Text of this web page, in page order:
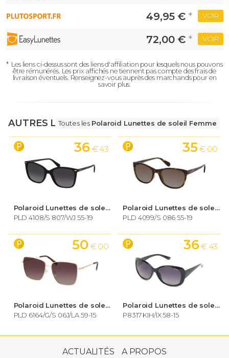
49,95 € * VOIR
72,00 € * VOIR
* Les liens ci-dessus sont des liens d'affiliation pour lesquels nous pouvons
être rémunérés. Les prix affichés ne tiennent pas compte des frais de
livraison éventuels. Renseignez-vous auprès des marchands pour en
savoir plus.
AUTRES LUNETTES
Toutes les Polaroid Lunettes de soleil Femme
Polaroid Lunettes de soleil Femme
PLD 4108/S 807/WJ 55-19
36 € 43
Polaroid Lunettes de soleil Femme
PLD 4099/S 086 55-19
35 € 00
Polaroid Lunettes de soleil Femme
PLD 6164/G/S 06J/LA 59-15
50 € 00
Polaroid Lunettes de soleil Femme
P8317 KIH/IX 58-15
36 € 43
ACTUALITÉS A PROPOS